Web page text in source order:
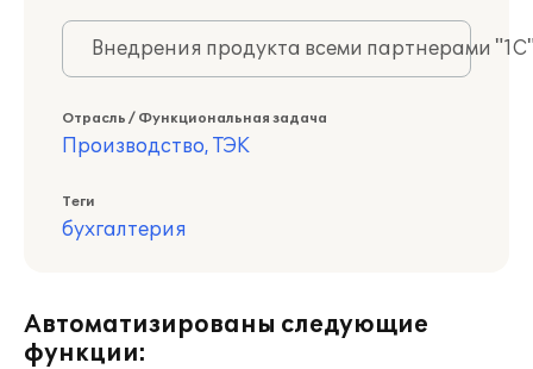
Внедрения продукта всеми партнерами
Отрасль / Функциональная задача
Производство, ТЭК
Теги
бухгалтерия
Автоматизированы следующие
функции: